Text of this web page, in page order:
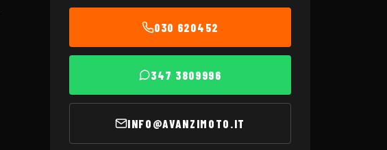
030 620452
347 3809996
INFO@AVANZIMOTO.IT